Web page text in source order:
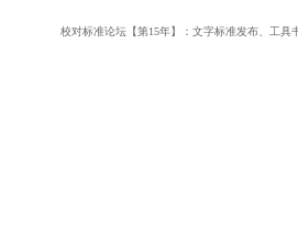
校对标准论坛【第15年】：文字标准发布、工具